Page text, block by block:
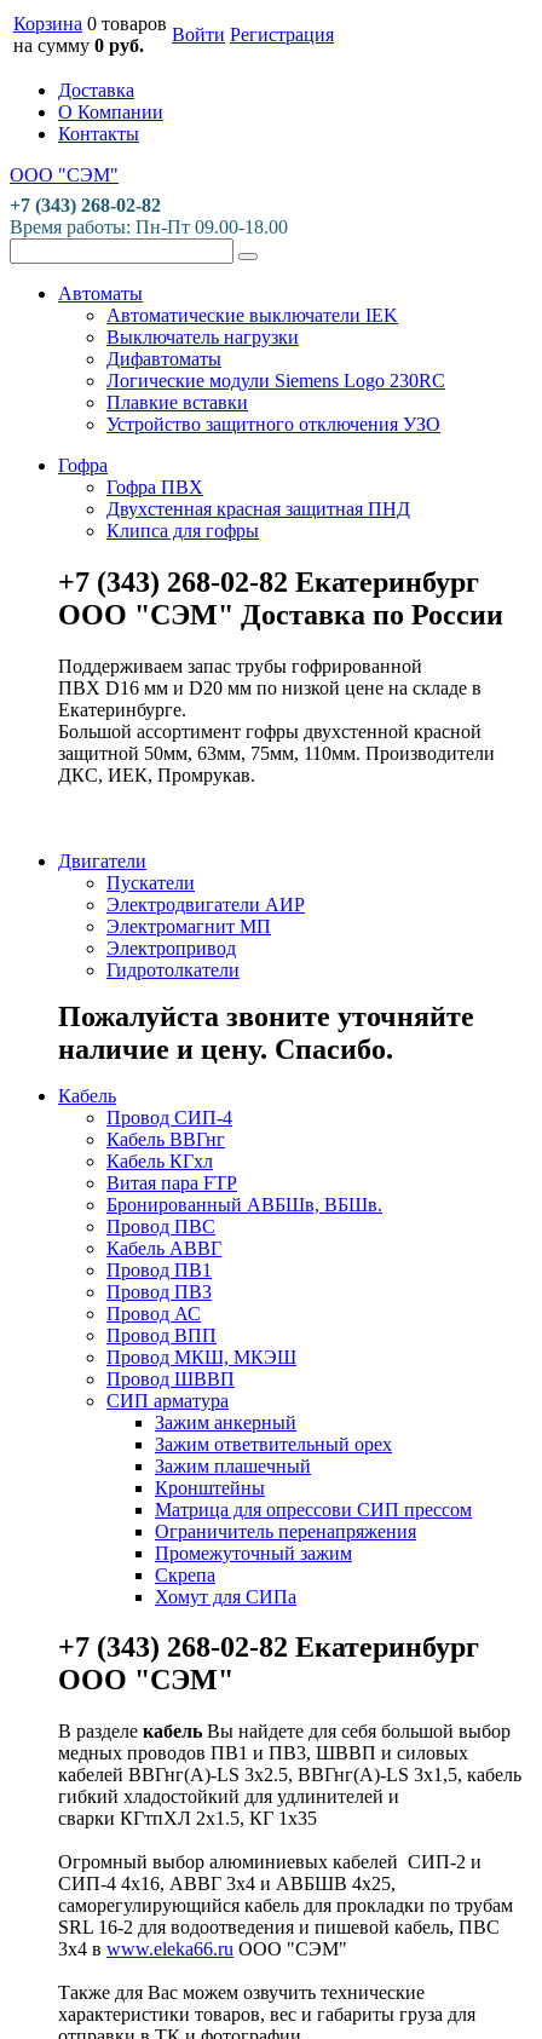
Корзина 0 товаров
на сумму 0 руб.
Войти Регистрация
Доставка
О Компании
Контакты
ООО "СЭМ"
+7 (343) 268-02-82
Время работы: Пн-Пт 09.00-18.00
Автоматы
Автоматические выключатели IEK
Выключатель нагрузки
Дифавтоматы
Логические модули Siemens Logo 230RC
Плавкие вставки
Устройство защитного отключения УЗО
Гофра
Гофра ПВХ
Двухстенная красная защитная ПНД
Клипса для гофры
+7 (343) 268-02-82 Екатеринбург
ООО "СЭМ" Доставка по России
Поддерживаем запас трубы гофрированной
ПВХ D16 мм и D20 мм по низкой цене на складе в
Екатеринбурге.
Большой ассортимент гофры двухстенной красной
защитной 50мм, 63мм, 75мм, 110мм. Производители
ДКС, ИЕК, Промрукав.
Двигатели
Пускатели
Электродвигатели АИР
Электромагнит МП
Электропривод
Гидротолкатели
Пожалуйста звоните уточняйте
наличие и цену. Спасибо.
Кабель
Провод СИП-4
Кабель ВВГнг
Кабель КГхл
Витая пара FTP
Бронированный АВБШв, ВБШв.
Провод ПВС
Кабель АВВГ
Провод ПВ1
Провод ПВ3
Провод АС
Провод ВПП
Провод МКШ, МКЭШ
Провод ШВВП
СИП арматура
Зажим анкерный
Зажим ответвительный орех
Зажим плашечный
Кронштейны
Матрица для опрессови СИП прессом
Ограничитель перенапряжения
Промежуточный зажим
Скрепа
Хомут для СИПа
+7 (343) 268-02-82 Екатеринбург
ООО "СЭМ"
В разделе кабель Вы найдете для себя большой выбор
медных проводов ПВ1 и ПВ3, ШВВП и силовых
кабелей ВВГнг(A)-LS 3х2.5, ВВГнг(A)-LS 3х1,5, кабель
гибкий хладостойкий для удлинителей и
сварки КГтпХЛ 2х1.5, КГ 1х35
Огромный выбор алюминиевых кабелей СИП-2 и
СИП-4 4х16, АВВГ 3х4 и АВБШВ 4х25,
саморегулирующийся кабель для прокладки по трубам
SRL 16-2 для водоотведения и пишевой кабель, ПВС
3х4 в www.eleka66.ru ООО "СЭМ"
Также для Вас можем озвучить технические
характеристики товаров, вес и габариты груза для